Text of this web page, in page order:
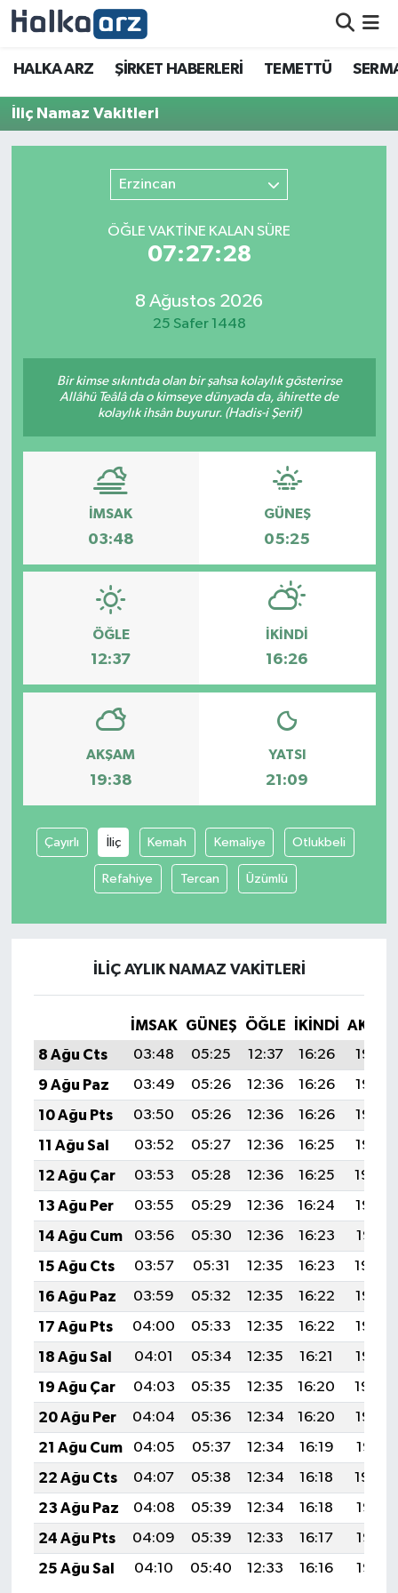
HALKA ARZ ŞİRKET HABERLERİ TEMETTÜ
İliç Namaz Vakitleri
Erzincan
ÖĞLE VAKTİNE KALAN SÜRE
07:27:28
8 Ağustos 2026
25 Safer 1448
Bir kimse sıkıntıda olan bir şahsa kolaylık gösterirse
Allâhü Teâlâ da o kimseye dünyada da, âhirette de
kolaylık ihsân buyurur. (Hadis-i Şerif)
İMSAK
03:48
GÜNEŞ
05:25
ÖĞLE
12:37
İKINDI
16:26
AKŞAM
19:38
YATSI
21:09
Çayırlı İliç Kemah Kemaliye Otlukbeli
Refahiye Tercan Üzümlü
İLIÇ AYLIK NAMAZ VAKITLERI
İMSAK GÜNEŞ ÖĞLE İKINDI
8 Ağu Cts
03:48 05:25 12:37 16:26
19:38
9 Ağu Paz
03:49 05:26 12:36 16:26
19:37
10 Ağu Pts
03:50 05:26 12:36 16:26
19:36
11 Ağu Sal
03:52 05:27 12:36 16:25
19:35
12 Ağu Çar
03:53 05:28 12:36 16:25
19:34
13 Ağu Per
03:55 05:29 12:36 16:24
19:32
14 Ağu Cum
03:56 05:30 12:36 16:23
19:31
15 Ağu Cts
03:57 05:31 12:35 16:23
19:30
16 Ağu Paz
03:59 05:32 12:35 16:22
19:28
17 Ağu Pts
04:00 05:33 12:35 16:22
19:27
18 Ağu Sal
04:01 05:34 12:35 16:21
19:26
19 Ağu Çar
04:03 05:35 12:35 16:20
19:24
20 Ağu Per
04:04 05:36 12:34 16:20
19:23
21 Ağu Cum
04:05 05:37 12:34 16:19
19:21
22 Ağu Cts
04:07 05:38 12:34 16:18
19:20
23 Ağu Paz
04:08 05:39 12:34 16:18
19:19
24 Ağu Pts
04:09 05:39 12:33 16:17
19:17
25 Ağu Sal
04:10 05:40 12:33 16:16 19:16
HALKA ARZ
SERMAYE ARTIRIMI
TEMETTÜ